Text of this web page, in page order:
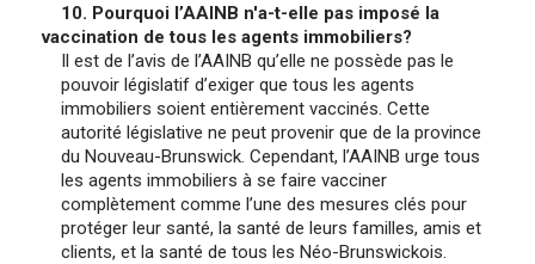
10. Pourquoi l’AAINB n'a-t-elle pas imposé la
vaccination de tous les agents immobiliers?
Il est de l’avis de l’AAINB qu’elle ne possède pas le
pouvoir législatif d’exiger que tous les agents
immobiliers soient entièrement vaccinés. Cette
autorité législative ne peut provenir que de la province
du Nouveau-Brunswick. Cependant, l’AAINB urge tous
les agents immobiliers à se faire vacciner
complètement comme l’une des mesures clés pour
protéger leur santé, la santé de leurs familles, amis et
clients, et la santé de tous les Néo-Brunswickois.